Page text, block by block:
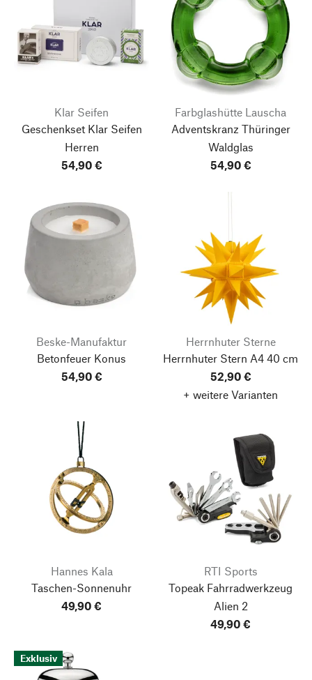
Klar Seifen
Geschenkset Klar Seifen
Herren
54,90 €
Farbglashütte Lauscha
Adventskranz Thüringer
Waldglas
54,90 €
Beske-Manufaktur
Betonfeuer Konus
54,90 €
Herrnhuter Sterne
Herrnhuter Stern A4 40 cm
52,90 €
+ weitere Varianten
Hannes Kala
Taschen-Sonnenuhr
49,90 €
RTI Sports
Topeak Fahrradwerkzeug
Alien 2
49,90 €
Exklusiv